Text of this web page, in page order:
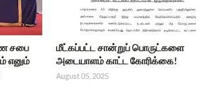
சபை
எனும்
மீட்கப்பட்ட சான்றுப் பொருட்களை
அடையாளம் காட்ட கோரிக்கை!
August 05, 2025